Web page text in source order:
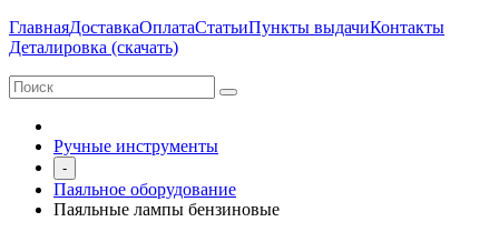
ГлавнаяДоставкаОплатаСтатьиПункты выдачиКонтакты
Деталировка (скачать)
Ручные инструменты
-
Паяльное оборудование
Паяльные лампы бензиновые